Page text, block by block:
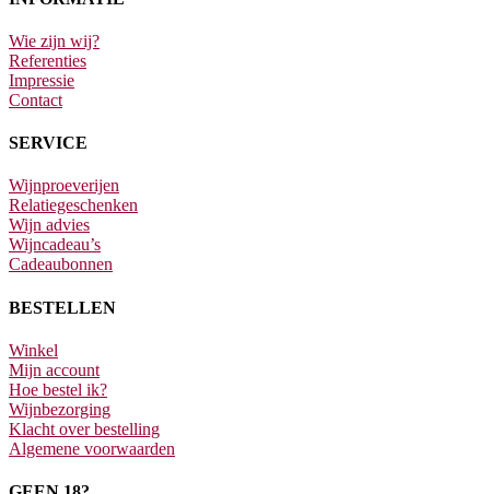
Wie zijn wij?
Referenties
Impressie
Contact
SERVICE
Wijnproeverijen
Relatiegeschenken
Wijn advies
Wijncadeau’s
Cadeaubonnen
BESTELLEN
Winkel
Mijn account
Hoe bestel ik?
Wijnbezorging
Klacht over bestelling
Algemene voorwaarden